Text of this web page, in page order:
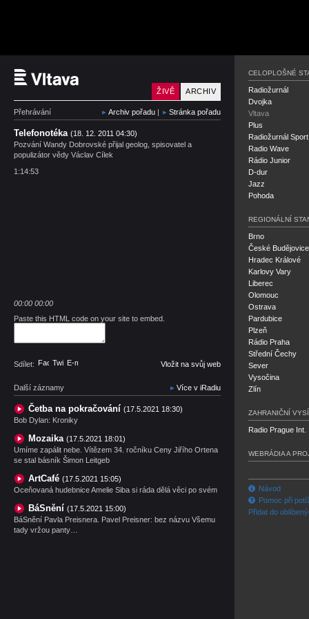
Český rozhlas Vltava
ARCHIV
ŽIVĚ
Přehrávání Archiv pořadu | Stránka pořadu
Telefonotéka (18. 12. 2011 04:30)
Pozvání Wandy Dobrovské přijal geolog, spisovatel a
populizátor vědy Václav Cílek
1:14:53
00:00 00:00
Paste this HTML code on your site to embed.
Sdílet: Facebook
TwitterE-mail Vložit na svůj web
Další záznamy Více v iRadiu
Četba na pokračování (17.5.2021 18:30)
Bob Dylan: Kroniky
Mozaika (17.5.2021 18:01)
Umíme zapálit nebe. Vítězem 34. ročníku Ceny Jiřího Ortena
se stal básník Šimon Leitgeb
ArtCafé (17.5.2021 15:05)
Oceňovaná hudebnice Amelie Siba si ráda dělá věci po svém
BáSnění (17.5.2021 15:00)
BáSnění Pavla Preisnera. Pavel Preisner: bez názvu Všemu
tady vržou panty…
CELOPLOŠNÉ
Radiožurnál
Dvojka
Vltava
Plus
Radiožurnál Sport
Radio Wave
Rádio Junior
D-dur
Jazz
Pohoda
REGIONÁLNÍ
Brno
České Budějovice
Hradec Králové
Karlovy Vary
Liberec
Olomouc
Ostrava
Pardubice
Plzeň
Rádio Praha
Střední Čechy
Sever
Vysočina
Zlín
ZAHRANIČNÍ
Radio Prague Int.
WEBRÁDIA A
Návod
Pomoc při
Přidat do